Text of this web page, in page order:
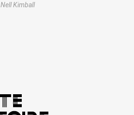
Nell Kimball